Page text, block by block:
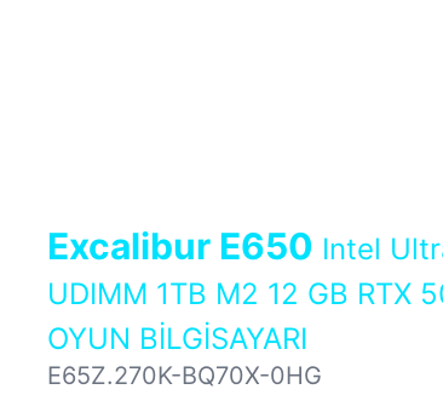
Excalibur E650 Intel
UDIMM 1TB M2 12 GB RTX
OYUN BİLGİSAYARI
E65Z.270K-BQ70X-0HG